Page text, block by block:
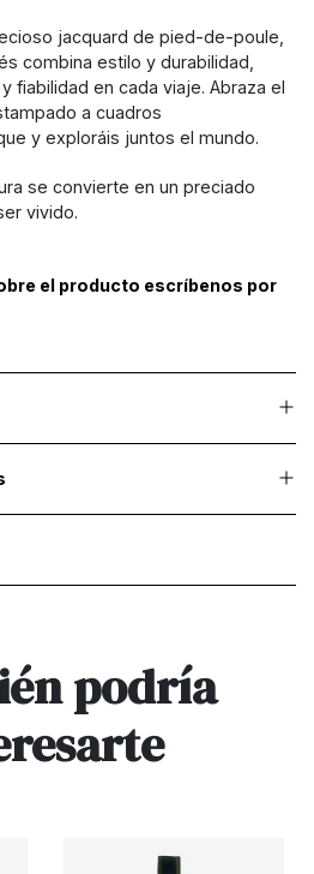
jacquard de pied-de-poule,
combina estilo y durabilidad,
fiabilidad en cada viaje. Abraza el
a cuadros
y exploráis juntos el mundo.
se convierte en un preciado
vivido.
el producto escríbenos por
podría